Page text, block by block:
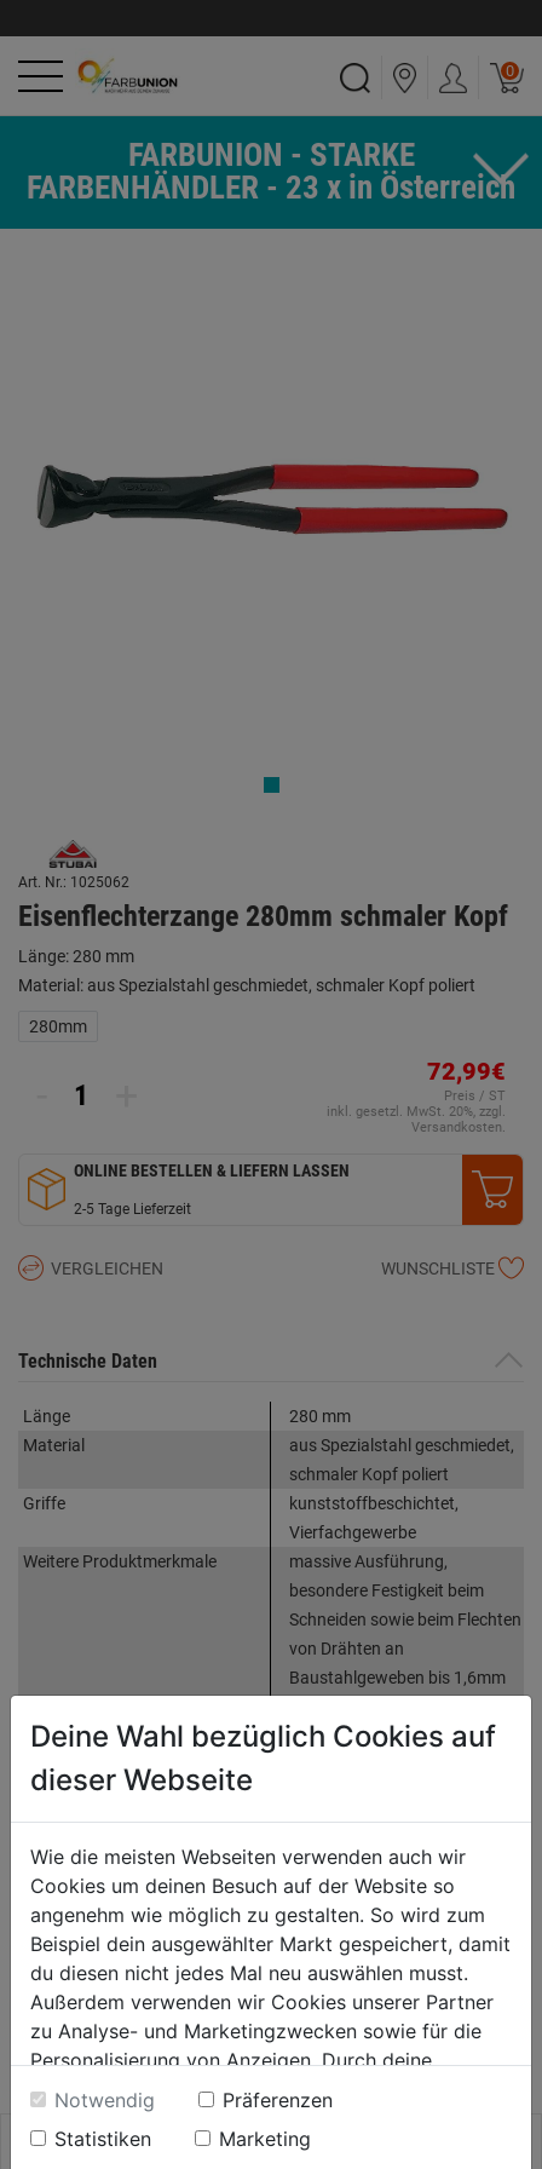
0
FARBUNION - STARKE
FARBENHÄNDLER - 23 x in Österreich
Art. Nr.: 1025062
Eisenflechterzange 280mm schmaler Kopf
Länge: 280 mm
Material: aus Spezialstahl geschmiedet, schmaler Kopf poliert
280mm
72,99€
Preis / ST
inkl. gesetzl. MwSt. 20%, zzgl.
Versandkosten.
ONLINE BESTELLEN & LIEFERN LASSEN
2-5 Tage Lieferzeit
VERGLEICHEN WUNSCHLISTE
Technische Daten
Länge
280 mm
Material
aus Spezialstahl geschmiedet,
schmaler Kopf poliert
Griffe
kunststoffbeschichtet,
Vierfachgewerbe
Weitere Produktmerkmale
massive Ausführung,
besondere Festigkeit beim
Schneiden sowie beim Flechten
von Drähten an
Baustahlgeweben bis 1,6mm
Bewertung (0)
HERSTELLERINFORMATIONEN
WEITERE PRODUKTE AUS DIESER
KATEGORIE
Deine Wahl bezüglich Cookies auf
dieser Webseite
Wie die meisten Webseiten verwenden auch wir
Cookies um deinen Besuch auf der Website so
angenehm wie möglich zu gestalten. So wird zum
Beispiel dein ausgewählter Markt gespeichert, damit
du diesen nicht jedes Mal neu auswählen musst.
Außerdem verwenden wir Cookies unserer Partner
zu Analyse- und Marketingzwecken sowie für die
Personalisierung von Anzeigen. Durch deine
Einwilligung werden die Daten von Drittanbieter,
unter anderem auch in den USA, verarbeitet.
Durch Klick auf "Alle Cookies erlauben" stimmst du
Notwendig
Präferenzen
Statistiken
Marketing